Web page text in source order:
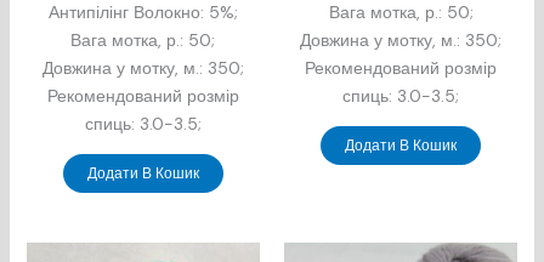
Антипілінг Волокно: 5%;
Вага мотка, р.: 50;
Довжина у мотку, м.: 350;
Рекомендований розмір
спиць: 3.0-3.5;
Додати В Кошик
Вага мотка, р.: 50;
Довжина у мотку, м.: 350;
Рекомендований розмір
спиць: 3.0-3.5;
Додати В Кошик